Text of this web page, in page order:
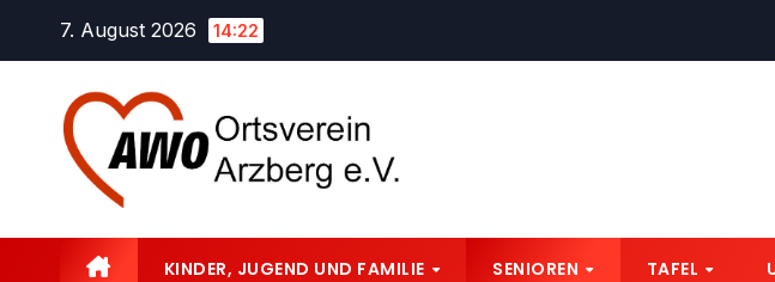
7. August 2026 14:22
KINDER, JUGEND UND FAMILIE SENIOREN TAFEL